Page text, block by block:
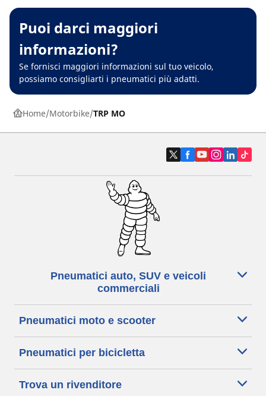
Puoi darci maggiori
informazioni?
Se fornisci maggiori informazioni sul tuo veicolo,
possiamo consigliarti i pneumatici più adatti.
Home Motorbike TRP MO
Pneumatici auto, SUV e veicoli
commerciali
Pneumatici moto e scooter
Pneumatici per bicicletta
Trova un rivenditore